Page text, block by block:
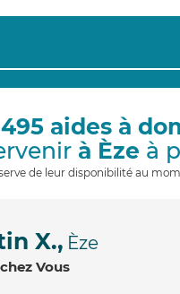
495 aides à
à Èze à
de leur disponibilité au
X., Èze
Vous